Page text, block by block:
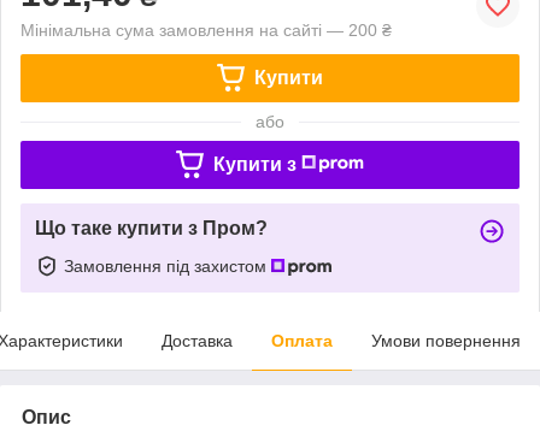
Мінімальна сума замовлення на сайті — 200 ₴
Купити
або
Купити з
Що таке купити з Пром?
Замовлення під захистом
Доставка Оплата Умови повернення
Опис